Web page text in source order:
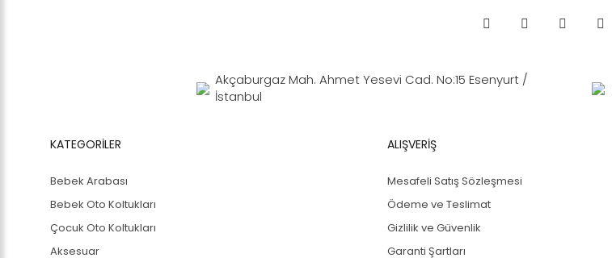
Akçaburgaz Mah. Ahmet Yesevi Cad. No:15 Esenyurt /
İstanbul
KATEGORİLER
Bebek Arabası
Bebek Oto Koltukları
Çocuk Oto Koltukları
Aksesuar
ALIŞVERİŞ
Mesafeli Satış Sözleşmesi
Ödeme ve Teslimat
Gizlilik ve Güvenlik
Garanti Şartları